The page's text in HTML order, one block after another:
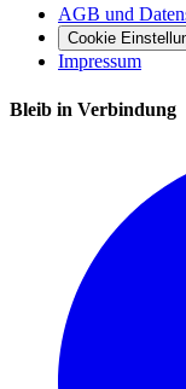
AGB und
Cookie
Impressum
Bleib in Verbindung